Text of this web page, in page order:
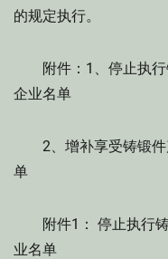
的规定执行。
附件：1、停止执行
企业名单
2、增补享受铸锻件
单
附件1： 停止执行铸
业名单